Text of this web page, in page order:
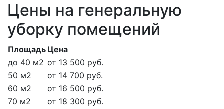
Цены на генеральную
уборку помещений
Площадь Цена
до 40 м2 от 13 500 руб.
50 м2
от 14 700 руб.
60 м2
от 16 500 руб.
70 м2
от 18 300 руб.